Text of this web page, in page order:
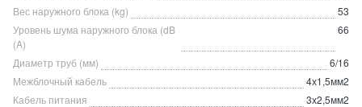
Вес наружного блока (kg)
53
Уровень шума наружного блока (dB
(A)
66
Диаметр труб (мм)
6/16
Межблочный кабель
4х1,5мм2
Кабель питания
3х2,5мм2